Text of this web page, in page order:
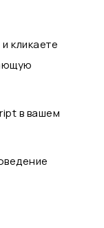
кликаете
в вашем